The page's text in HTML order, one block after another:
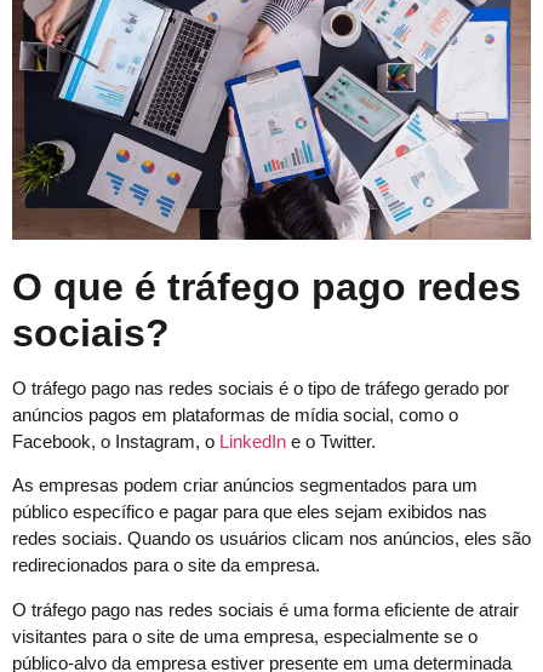
O que é tráfego pago redes
sociais?
O tráfego pago nas redes sociais é o tipo de tráfego gerado por
anúncios pagos em plataformas de mídia social, como o
Facebook, o Instagram, o LinkedIn e o Twitter.
As empresas podem criar anúncios segmentados para um
público específico e pagar para que eles sejam exibidos nas
redes sociais. Quando os usuários clicam nos anúncios, eles são
redirecionados para o site da empresa.
O tráfego pago nas redes sociais é uma forma eficiente de atrair
visitantes para o site de uma empresa, especialmente se o
público-alvo da empresa estiver presente em uma determinada